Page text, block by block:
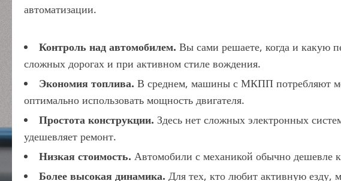
автоматизации.
Контроль над автомобилем. Вы сами решаете, когда и какую
сложных дорогах и при активном стиле вождения.
Экономия топлива. В среднем, машины с МКПП потребляют
оптимально использовать мощность двигателя.
Простота конструкции. Здесь нет сложных электронных
удешевляет ремонт.
Низкая стоимость. Автомобили с механикой обычно дешевле
Более высокая динамика. Для тех, кто любит активную езду,